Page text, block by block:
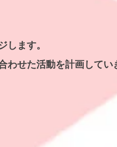
します。
わせた活動を計画してい